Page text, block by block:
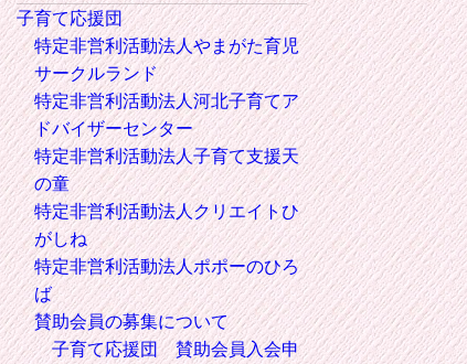
子育て応援団
特定非営利活動法人やまがた育児
サークルランド
特定非営利活動法人河北子育てア
ドバイザーセンター
特定非営利活動法人子育て支援天
の童
特定非営利活動法人クリエイトひ
がしね
特定非営利活動法人ポポーのひろ
ば
賛助会員の募集について
子育て応援団 賛助会員入会申